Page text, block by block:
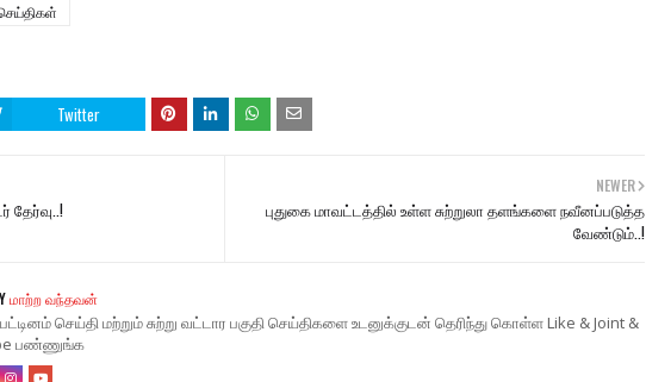
Twitter
NEWER
புதுகை மாவட்டத்தில் உள்ள சுற்றுலா தளங்களை நவீனப்படுத்த
வேண்டும்..!
தேர்வு..!
மாற்ற வந்தவன்
செய்தி மற்றும் சுற்று வட்டார பகுதி செய்திகளை உடனுக்குடன் தெரிந்து கொள்ள Like & Joint &
பண்ணுங்க